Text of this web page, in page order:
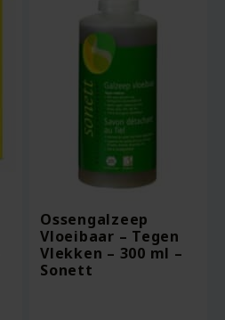
Ossengalzeep
Vloeibaar – Tegen
Vlekken – 300 ml –
Sonett